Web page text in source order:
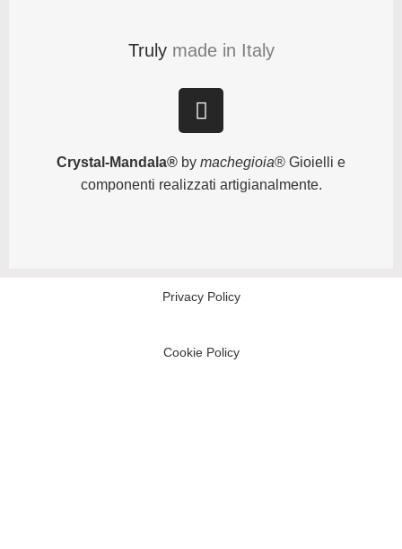
Truly made in Italy
Crystal-Mandala® by machegioia® Gioielli e
componenti realizzati artigianalmente.
Privacy Policy
Cookie Policy